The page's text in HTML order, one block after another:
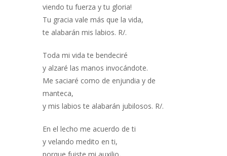
viendo tu fuerza y tu gloria!
Tu gracia vale más que la vida,
te alabarán mis labios. R/.
Toda mi vida te bendeciré
y alzaré las manos invocándote.
Me saciaré como de enjundia y de
manteca,
y mis labios te alabarán jubilosos. R/.
En el lecho me acuerdo de ti
y velando medito en ti,